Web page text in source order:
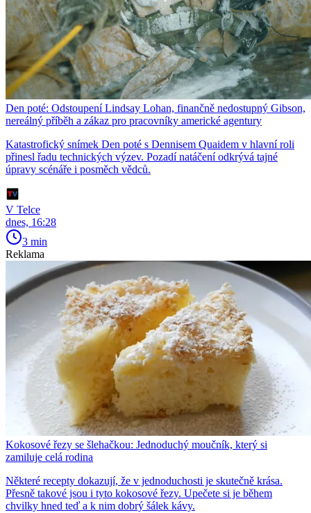
Den poté: Odstoupení Lindsay Lohan, finančně nedostupný Gibson,
nereálný příběh a zákaz pro pracovníky americké agentury
Katastrofický snímek Den poté s Dennisem Quaidem v hlavní roli
přinesl řadu technických výzev. Pozadí natáčení odkrývá tajné
úpravy scénáře i posměch vědců.
V Telce
dnes, 16:28
3 min
Reklama
Kokosové řezy se šlehačkou: Jednoduchý moučník, který si
zamiluje celá rodina
Některé recepty dokazují, že v jednoduchosti je skutečně krása.
Přesně takové jsou i tyto kokosové řezy. Upečete si je během
chvilky hned teď a k nim dobrý šálek kávy.